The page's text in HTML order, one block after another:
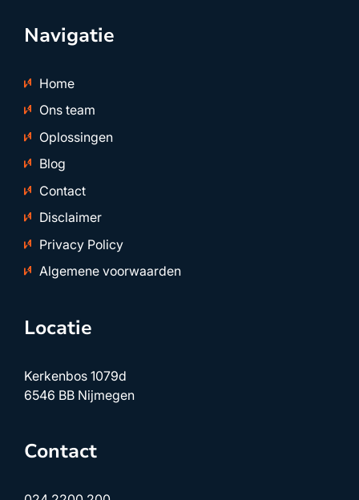
Navigatie
Home
Ons team
Oplossingen
Blog
Contact
Disclaimer
Privacy Policy
Algemene voorwaarden
Locatie
Kerkenbos 1079d
6546 BB Nijmegen
Contact